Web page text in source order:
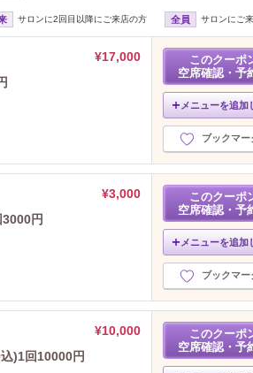
サロンに2回目以降にご来店の方 全員 サロンにご
¥17,000
このクーポ
空席確認・予
メニューを追加
ブックマー
¥3,000
円
このクーポ
空席確認・予
メニューを追加
ブックマー
¥10,000
)1回10000円
このクーポ
空席確認・予